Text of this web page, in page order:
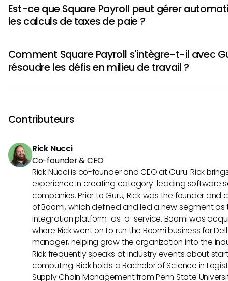
Square et accédez à l'onglet Paie. Suivez les invites pour
entreprise et de vos employés, les informations fiscales
Est-ce que Square Payroll peut gérer
les calculs de taxes de paie ?
impôts fédéraux et d'État, ainsi que les déductions telles
Medicare. Cette fonction automatisée aide à garantir
Comment Square Payroll s'intègre-t-il avec
résoudre les défis en milieu de travail ?
efficacement la paie et obtenir des informations
de l'équipe, la productivité et les données financières.
efficacement votre main-d'œuvre.
Contributeurs
Rick Nucci
Co-founder & CEO
Rick Nucci is co-founder and CEO at Guru. Rick
experience in creating category-leading software
companies. Prior to Guru, Rick was the founder
of Boomi, which defined and led a new segment
integration platform-as-a-service. Boomi was
where Rick went on to run the Boomi business for
manager, helping grow the organization into the
Rick frequently speaks at industry events about
computing. Rick holds a Bachelor of Science in
Supply Chain Management from Penn State